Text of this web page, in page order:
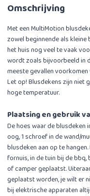
Omschrijving
Met een MultiMotion
zowel beginnende als kleine
het huis nog veel te vaak
wordt zoals bijvoorbeeld in
meeste gevallen
Let op! Blusdekens zijn niet
hoge temperatuur.
Plaatsing en gebruik
De hoes waar de blusdeken
oog, 1 schroef in de wand/
blusdeken aan op te
fornuis, in de tuin bij de bbq,
of camper geplaatst.
geplaatst worden, je wilt er
bij elektrische apparaten